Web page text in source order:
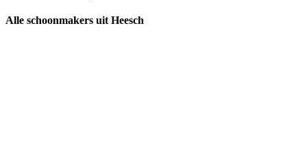
Alle schoonmakers uit Heesch